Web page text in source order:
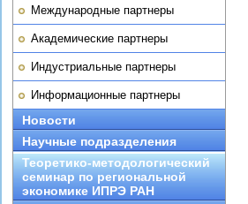
Международные партнеры
Академические партнеры
Индустриальные партнеры
Информационные партнеры
Новости
Научные подразделения
Теоретико-методологический
семинар по региональной
экономике ИПРЭ РАН